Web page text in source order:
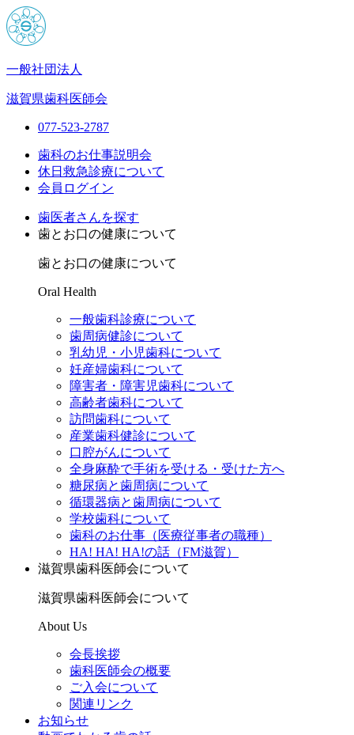
一般社団法人
滋賀県歯科医師会
077-523-2787
歯科のお仕事説明会
休日救急診療について
会員ログイン
歯医者さんを探す
歯とお口の健康について
歯とお口の健康について
Oral Health
一般歯科診療について
歯周病健診について
乳幼児・小児歯科について
妊産婦歯科について
障害者・障害児歯科について
高齢者歯科について
訪問歯科について
産業歯科健診について
口腔がんについて
全身麻酔で手術を受ける・受けた方へ
糖尿病と歯周病について
循環器病と歯周病について
学校歯科について
歯科のお仕事（医療従事者の職種）
HA! HA! HA!の話（FM滋賀）
滋賀県歯科医師会について
滋賀県歯科医師会について
About Us
会長挨拶
歯科医師会の概要
ご入会について
関連リンク
お知らせ